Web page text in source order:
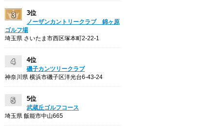
3位
ノーザンカントリークラブ 錦ヶ原
ゴルフ場
埼玉県 さいたま市西区塚本町2-22-1
4位
磯子カンツリークラブ
神奈川県 横浜市磯子区洋光台6-43-24
5位
武蔵丘ゴルフコース
埼玉県 飯能市中山665